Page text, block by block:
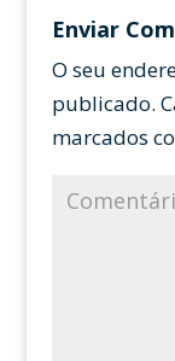
Enviar
O seu
publicado.
marcados